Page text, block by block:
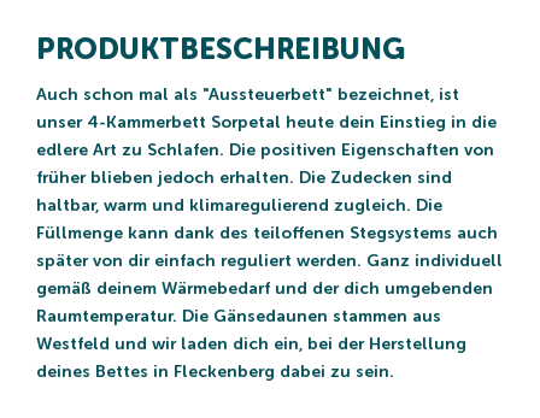
PRODUKTBESCHREIBUNG
Auch schon mal als "Aussteuerbett" bezeichnet, ist
unser 4-Kammerbett Sorpetal heute dein Einstieg in die
edlere Art zu Schlafen. Die positiven Eigenschaften von
früher blieben jedoch erhalten. Die Zudecken sind
haltbar, warm und klimaregulierend zugleich. Die
Füllmenge kann dank des teiloffenen Stegsystems auch
später von dir einfach reguliert werden. Ganz individuell
gemäß deinem Wärmebedarf und der dich umgebenden
Raumtemperatur. Die Gänsedaunen stammen aus
Westfeld und wir laden dich ein, bei der Herstellung
deines Bettes in Fleckenberg dabei zu sein.